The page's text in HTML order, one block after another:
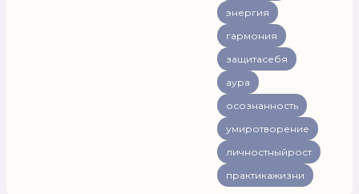
энергия
гармония
защитасебя
аура
осознанность
умиротворение
личностныйрост
практикажизни